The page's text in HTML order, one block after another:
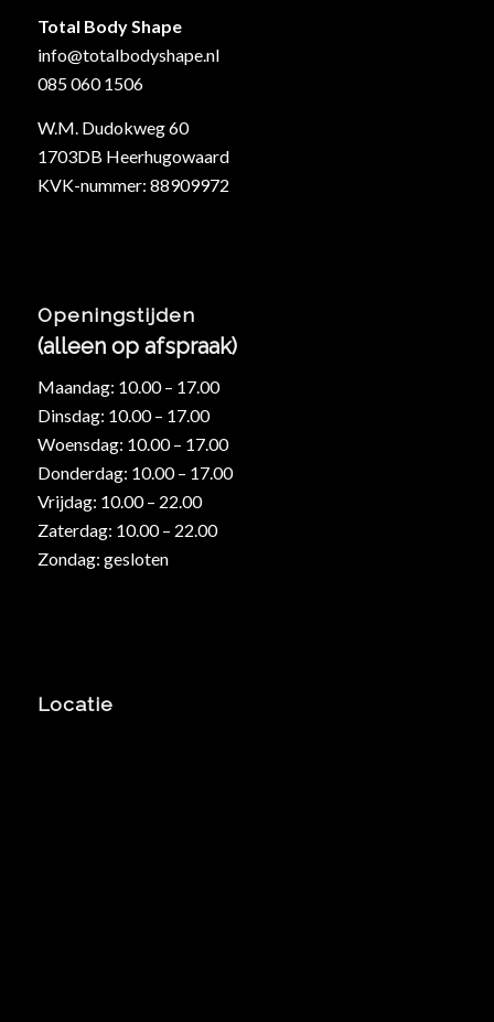
Total Body Shape
info@totalbodyshape.nl
085 060 1506
W.M. Dudokweg 60
1703DB Heerhugowaard
KVK-nummer: 88909972
Openingstijden
(alleen op afspraak)
Maandag: 10.00 – 17.00
Dinsdag: 10.00 – 17.00
Woensdag: 10.00 – 17.00
Donderdag: 10.00 – 17.00
Vrijdag: 10.00 – 22.00
Zaterdag: 10.00 – 22.00
Zondag: gesloten
Locatie